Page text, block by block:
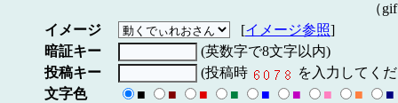
（
イメージ
[イメージ参照]
暗証キー
(英数字で8文字以内)
投稿キー
(投稿時
を入力してく
文字色
■ ■ ■ ■ ■ ■ ■ ■
■